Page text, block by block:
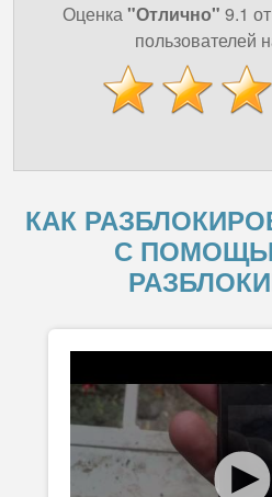
Оценка"Отлично" 9.1
пользователей
КАК
С